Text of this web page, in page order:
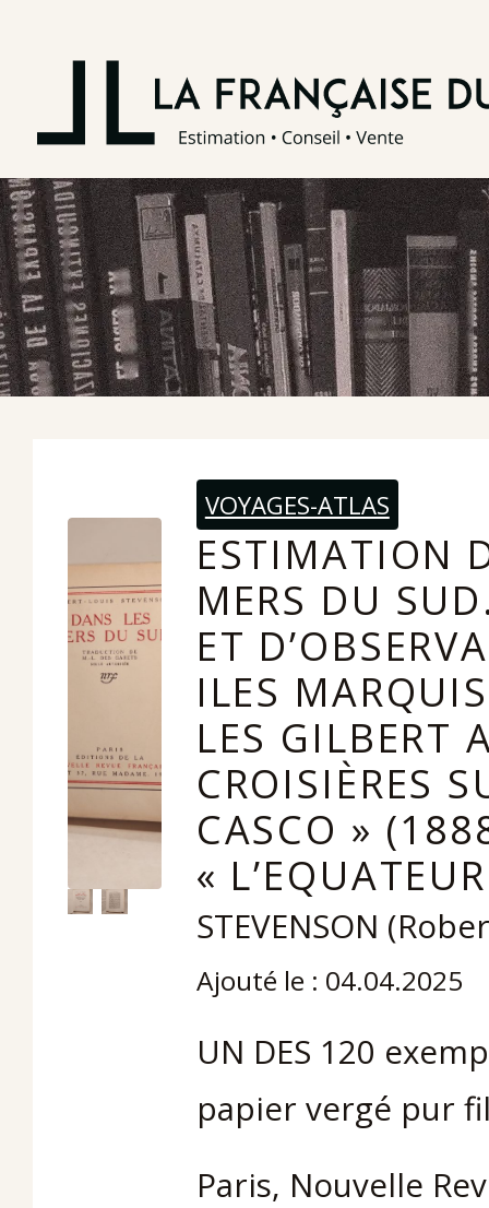
VOYAGES-ATLAS
ESTIMATION
MERS DU
ET
ILES
LES GILBERT
CROISIÈRES
CASCO »
«
STEVENSON
Ajouté le : 04.04.2025
UN DES 120
papier vergé pur
Paris, Nouvelle